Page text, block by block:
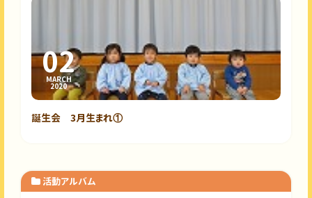
02
MARCH
2020
誕生会 3月生まれ①
活動アルバム